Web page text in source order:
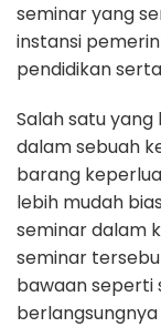
seminar yang
instansi
pendidikan
Salah satu
dalam sebuah
barang
lebih mudah
seminar dalam
seminar
bawaan seperti